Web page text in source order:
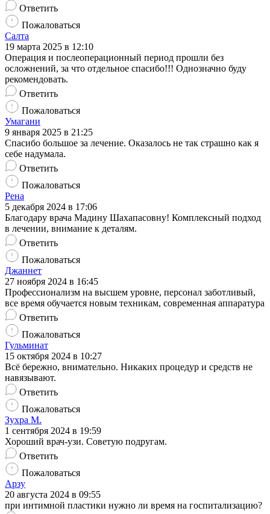
Ответить
Пожаловаться
Салта
19 марта 2025 в 12:10
Операция и послеоперационный период прошли без
осложнений, за что отдельное спасибо!!! Однозначно буду
рекомендовать.
Ответить
Пожаловаться
Умагани
9 января 2025 в 21:25
Спасибо большое за лечение. Оказалось не так страшно как я
себе надумала.
Ответить
Пожаловаться
Рена
5 декабря 2024 в 17:06
Благодару врача Мадину Шахапасовну! Комплексный подход
в лечении, внимание к деталям.
Ответить
Пожаловаться
Джаннет
27 ноября 2024 в 16:45
Профессионализм на высшем уровне, персонал заботливый,
все время обучается новым техникам, современная аппаратура
Ответить
Пожаловаться
Гульминат
15 октября 2024 в 10:27
Всё бережно, внимательно. Никаких процедур и средств не
навязывают.
Ответить
Пожаловаться
Зухра М.
1 сентября 2024 в 19:59
Хороший врач-узи. Советую подругам.
Ответить
Пожаловаться
Арзу
20 августа 2024 в 09:55
при интимной пластики нужно ли время на госпитализацию?